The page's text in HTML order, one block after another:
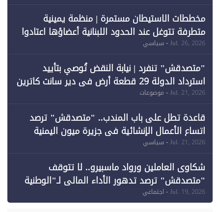
مخططات الاستيطان مستمرة | منظمة يمينية
متطرفة تتوغل عند الحدود اللبنانية أعضاؤها اعتادوا
خرق الحدود
Jul. 26, 2026- سياسي
"متصدقش" تنفرد | نيابة النقض تُوصي بتأييد
استرداد الدولة 29 قطعة أرض في دير سانت كاترين
وقبول طعن الحكومة جزئيًا (1)
Jul. 21, 2026- موضوعات
قاعدة تطل على باب المندب.. "متصدقش" ترصد
اتساع الأعمال الإنشائية في جزيرة ميون اليمنية
Jul. 21, 2026- سياسي
شكاوى العاملين ورواد ماسبيرو.. لا تتوقف
"متصدقش" ترصد تدهور الأداء المالي لـ"الوطنية
للإعلام"
Jul. 19, 2026- اجتماعي